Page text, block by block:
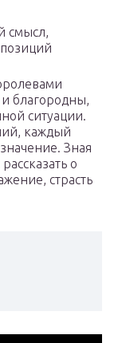
смысл,
благородны,
ситуации.
каждый
Зная
о
страсть